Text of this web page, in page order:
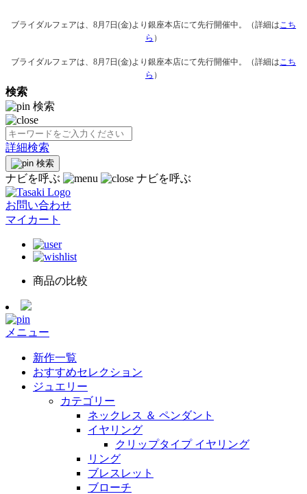
ブライダルフェアは、8月7日(金)より銀座本店にて先行開催中。（詳細はこち
ら ）
ブライダルフェアは、8月7日(金)より銀座本店にて先行開催中。（詳細はこち
ら ）
検索
検索
詳細検索
検索
ナビを呼ぶ ナビを呼ぶ
お問い合わせ
マイカート
商品の比較
メニュー
新作一覧
おすすめセレクション
ジュエリー
カテゴリー
ネックレス ＆ ペンダント
イヤリング
クリップタイプ イヤリング
リング
ブレスレット
ブローチ